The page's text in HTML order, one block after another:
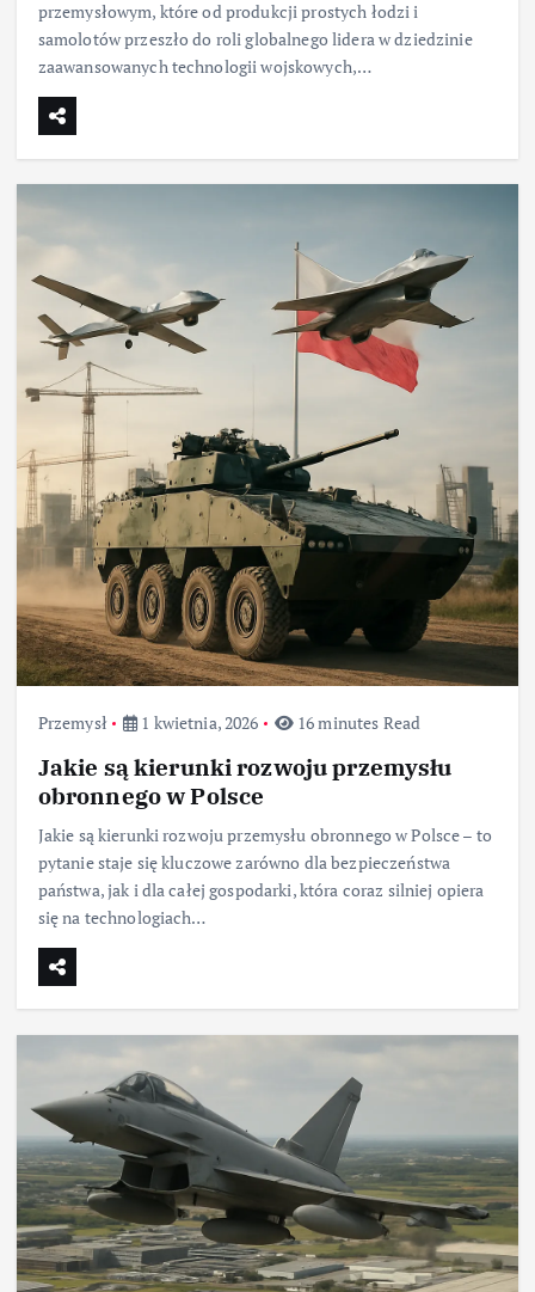
przemysłowym, które od produkcji prostych łodzi i
samolotów przeszło do roli globalnego lidera w dziedzinie
zaawansowanych technologii wojskowych,…
Przemysł 1 kwietnia, 2026 16 minutes Read
Jakie są kierunki rozwoju przemysłu
obronnego w Polsce
Jakie są kierunki rozwoju przemysłu obronnego w Polsce – to
pytanie staje się kluczowe zarówno dla bezpieczeństwa
państwa, jak i dla całej gospodarki, która coraz silniej opiera
się na technologiach…